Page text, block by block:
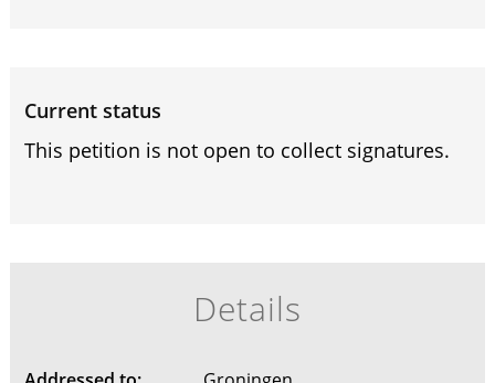
Current status
This petition is not open to collect signatures.
Details